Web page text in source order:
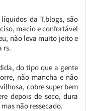
da T.blogs, são
macio e confortável
não leva muito jeito e
rs.
do tipo que a gente
não mancha e não
cobre super bem
depois de seco, dura
não ressecado.